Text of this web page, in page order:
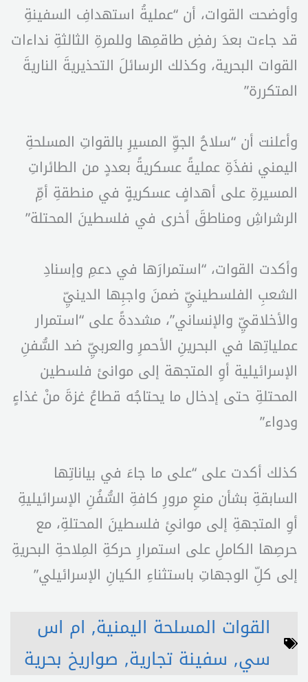
وأوضحت القوات، أن “عمليةُ استهدافِ السفينةِ
قد جاءت بعدَ رفضِ طاقمِها وللمرةِ الثالثةِ نداءات
القوات البحرية، وكذلك الرسائلَ التحذيريةَ الناريةَ
المتكررة”
وأعلنت أن “سلاحُ الجوِّ المسيرِ بالقواتِ المسلحةِ
اليمني نفذَةِ عمليةً عسكريةً بعددٍ من الطائراتِ
المسيرةِ على أهدافٍ عسكريةٍ في منطقةِ أمِّ
الرشراشِ ومناطقَ أخرى في فلسطينَ المحتلة”
وأكدت القوات، “استمرارَها في دعمِ وإسنادِ
الشعبِ الفلسطينيِّ ضمنَ واجبِها الدينيِّ
والأخلاقيِّ والإنساني”، مشددةً على “استمرار
عملياتِها في البحرينِ الأحمرِ والعربيِّ ضد السُّفنِ
الإسرائيلية أوِ المتجهة إلى موانئ فلسطين
المحتلةِ حتى إدخال ما يحتاجُه قطاعُ غزةَ منْ غذاءٍ
ودواء”
كذلك أكدت على “على ما جاءَ في بياناتِها
السابقةِ بشأن منعِ مرورِ كافةِ السُّفُنِ الإسرائيليةِ
أوِ المتجهةِ إلى موانئِ فلسطينَ المحتلةِ، مع
حرصِها الكاملِ على استمرارِ حركةِ المِلاحةِ البحريةِ
إلى كلِّ الوجهاتِ باستثناءِ الكيانِ الإسرائيلي”
القوات المسلحة اليمنية, ام اس
سي, سفينة تجارية, صواريخ بحرية